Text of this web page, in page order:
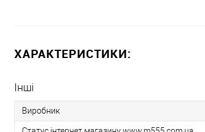
ХАРАКТЕРИСТИКИ:
Інші
Виробник